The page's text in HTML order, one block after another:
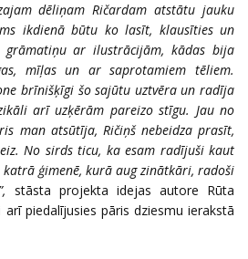
dēliņam Ričardam atstātu jauku
ikdienā būtu ko lasīt, klausīties un
grāmatiņu ar ilustrācijām, kādas bija
mīļas un ar saprotamiem tēliem.
brīnišķīgi šo sajūtu uztvēra un radīja
arī uzķērām pareizo stīgu. Jau no
man atsūtīja, Ričiņš nebeidza prasīt,
No sirds ticu, ka esam radījuši kaut
ģimenē, kurā aug zinātkāri, radoši
stāsta projekta idejas autore Rūta
arī piedalījusies pāris dziesmu ierakstā